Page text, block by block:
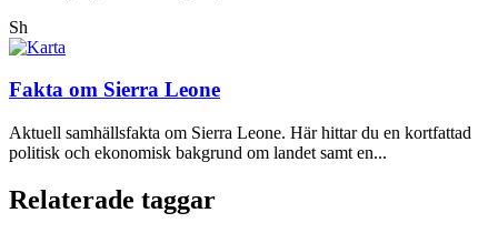
Sh
Fakta om Sierra Leone
Aktuell samhällsfakta om Sierra Leone. Här hittar du en kortfattad
politisk och ekonomisk bakgrund om landet samt en...
Relaterade taggar